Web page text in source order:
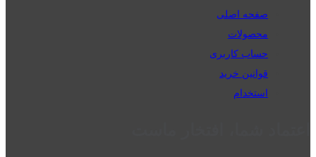
صفحه اصلی
محصولات
حساب کاربری
قوانین خرید
استخدام